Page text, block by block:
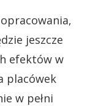
jeszcze
efektów w
placówek
w pełni